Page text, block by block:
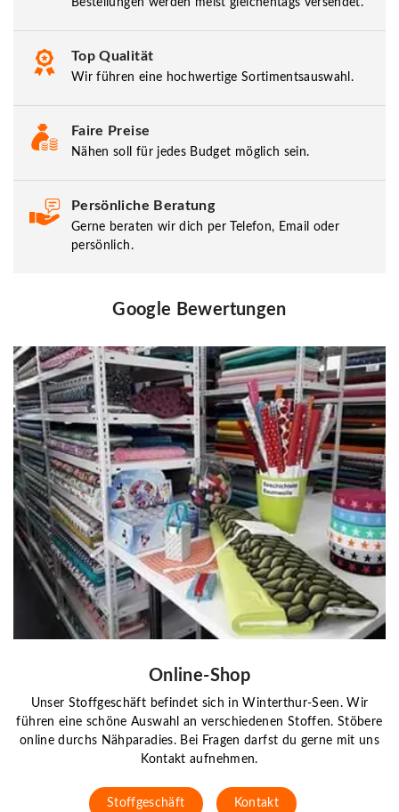
Bestellungen werden meist gleichentags versendet.
Top Qualität
Wir führen eine hochwertige Sortimentsauswahl.
Faire Preise
Nähen soll für jedes Budget möglich sein.
Persönliche Beratung
Gerne beraten wir dich per Telefon, Email oder
persönlich.
Google Bewertungen
Online-Shop
Unser Stoffgeschäft befindet sich in Winterthur-Seen. Wir
führen eine schöne Auswahl an verschiedenen Stoffen. Stöbere
online durchs Nähparadies. Bei Fragen darfst du gerne mit uns
Kontakt aufnehmen.
Stoffgeschäft Kontakt